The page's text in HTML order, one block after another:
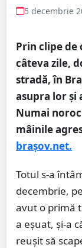
5 decembrie
Prin clipe de
câteva zile,
stradă, în
asupra lor și
Numai
mâinile
brașov.net.
Totul s-a
decembrie,
avut o primă
a eșuat, și-a
reușit să